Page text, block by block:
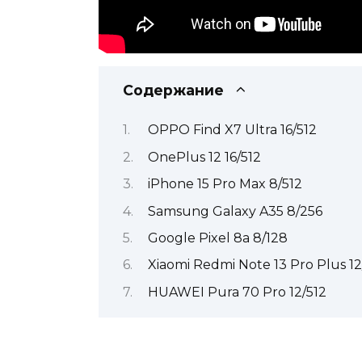
Содержание
OPPO Find X7 Ultra 16/512
OnePlus 12 16/512
iPhone 15 Pro Max 8/512
Samsung Galaxy A35 8/256
Google Pixel 8a 8/128
Xiaomi Redmi Note 13 Pro Plus
HUAWEI Pura 70 Pro 12/512